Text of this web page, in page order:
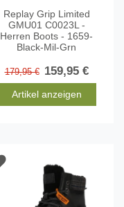
Replay Grip Limited
GMU01 C0023L -
Herren Boots - 1659-
Black-Mil-Grn
179,95 € 159,95 €
Artikel anzeigen